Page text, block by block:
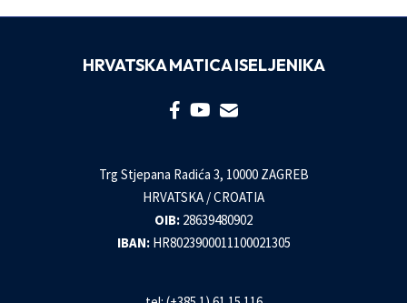
HRVATSKA MATICA ISELJENIKA
Trg Stjepana Radića 3, 10000 ZAGREB
HRVATSKA / CROATIA
OIB: 28639480902
IBAN: HR8023900011100021305